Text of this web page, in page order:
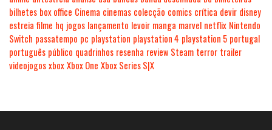
bilhetes box office Cinema cinemas colecção comics crítica devir disney
estreia filme hq jogos lançamento levoir manga marvel netflix Nintendo
Switch passatempo pc playstation playstation 4 playstation 5 portugal
português público quadrinhos resenha review Steam terror trailer
videojogosxboxXbox One Xbox Series S|X